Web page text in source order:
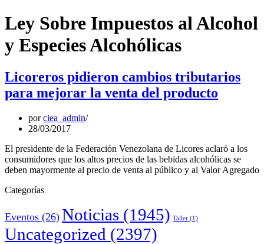
Ley Sobre Impuestos al Alcohol
y Especies Alcohólicas
Licoreros pidieron cambios tributarios
para mejorar la venta del producto
porciea_admin
28/03/2017
El presidente de la Federación Venezolana de Licores aclaró a los
consumidores que los altos precios de las bebidas alcohólicas se
deben mayormente al precio de venta al público y al Valor Agregado
Categorías
Eventos (26) Noticias (1945) Taller (1)
Uncategorized (2397)